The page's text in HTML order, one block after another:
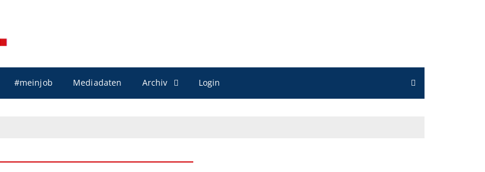
#meinjob Mediadaten Archiv Login